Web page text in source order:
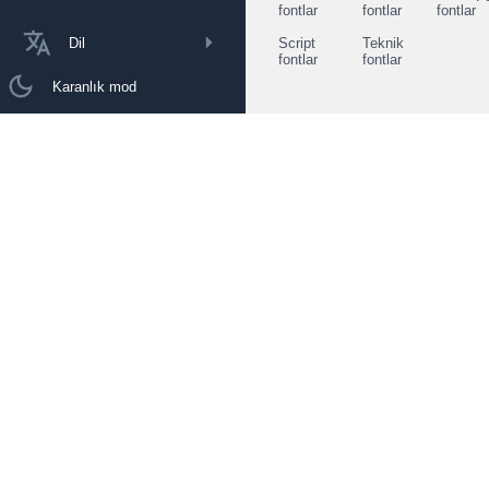
Dil
Karanlık mod
fontlar
fontlar
fontlar
Script
fontlar
Teknik
fontlar